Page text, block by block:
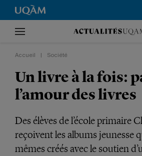
Accueil Société
Un livre à la fois:
l’amour des livres
Des élèves de l’école primaire
reçoivent les albums jeunesse
mêmes créés avec le soutien